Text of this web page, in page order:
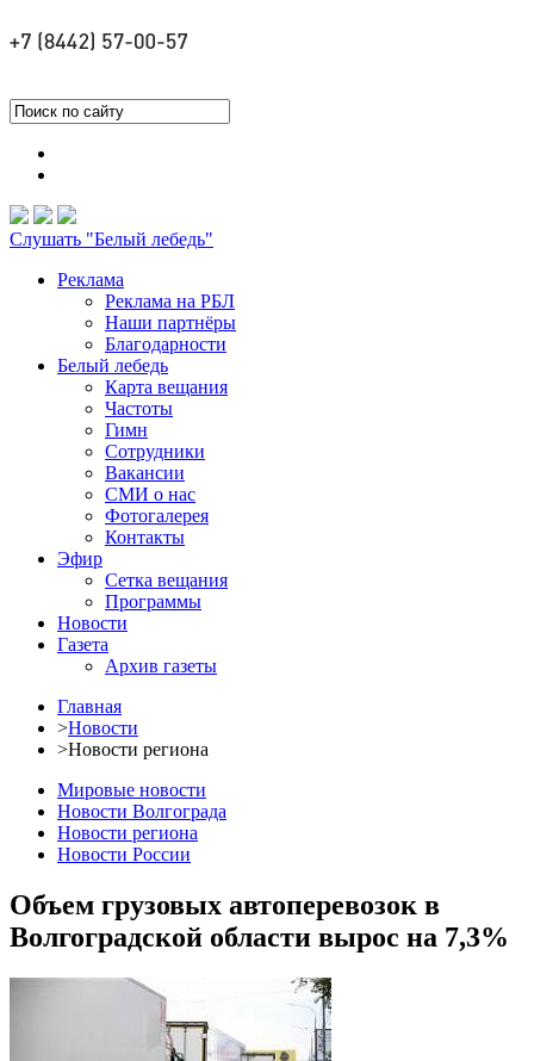
Слушать "Белый лебедь"
Реклама
Реклама на РБЛ
Наши партнёры
Благодарности
Белый лебедь
Карта вещания
Частоты
Гимн
Сотрудники
Вакансии
СМИ о нас
Фотогалерея
Контакты
Эфир
Сетка вещания
Программы
Новости
Газета
Архив газеты
Главная
>Новости
>Новости региона
Мировые новости
Новости Волгограда
Новости региона
Новости России
Объем грузовых автоперевозок в
Волгоградской области вырос на 7,3%